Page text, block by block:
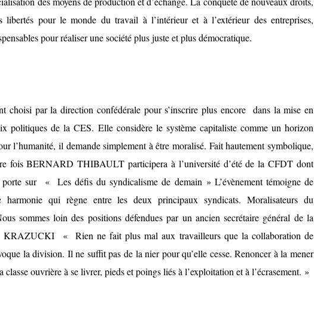
libertés pour le monde du travail à l’intérieur et à l’extérieur des entreprises,
pour réaliser une société plus juste et plus démocratique.
choisi par la direction confédérale pour s’inscrire plus encore dans la mise en
politiques de la CES. Elle considère le système capitaliste comme un horizon
l’humanité, il demande simplement à être moralisé. Fait hautement symbolique,
fois BERNARD THIBAULT participera à l’université d’été de la CFDT dont
sur « Les défis du syndicalisme de demain » L’évènement témoigne de
harmonie qui règne entre les deux principaux syndicats. Moralisateurs du
sommes loin des positions défendues par un ancien secrétaire général de la
« Rien ne fait plus mal aux travailleurs que la collaboration de
la division. Il ne suffit pas de la nier pour qu’elle cesse. Renoncer à la mener
classe ouvrière à se livrer, pieds et poings liés à l’exploitation et à l’écrasement. »